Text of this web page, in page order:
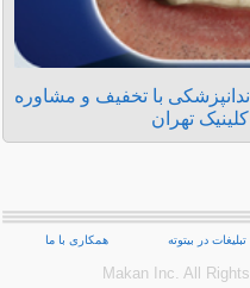
با تخفیف و مشاوره
تهران
تبلیغات در بیتوته همکاری با ما
Makan Inc.‎ All